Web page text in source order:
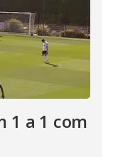
1 a 1 com